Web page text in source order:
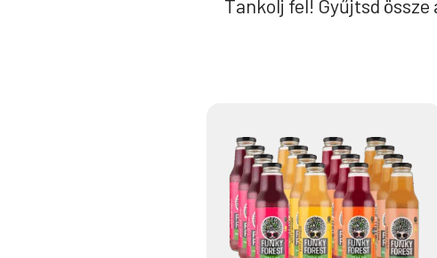
Tankolj fel! Gyűjtsd